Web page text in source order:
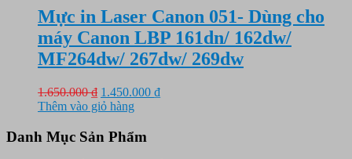
1.650.000 ₫.
Mực in Laser Canon 051- Dùng cho
máy Canon LBP 161dn/ 162dw/
MF264dw/ 267dw/ 269dw
1.650.000₫ Giá
gốc
1.650.000 ₫.
1.450.000 ₫Giá
Thêm vào giỏ hàng
Danh Mục Sản Phẩm